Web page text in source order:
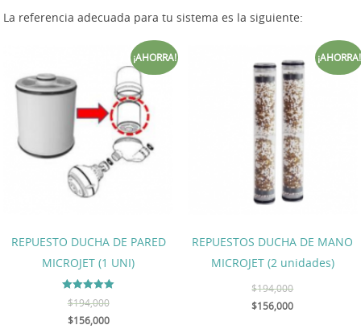
La referencia adecuada para tu sistema es la siguiente:
¡AHORRA!
REPUESTO DUCHA DE PARED
MICROJET (1 UNI)
Valorado en
5.00
de 5
$194,000
$156,000
¡AHORRA!
REPUESTOS DUCHA DE MANO
MICROJET (2 unidades)
$194,000
$156,000